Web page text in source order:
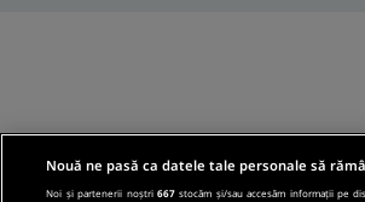
Nouă ne pasă ca datele tale personale să
Noi și partenerii noștri667 stocăm și/sau accesăm informații pe